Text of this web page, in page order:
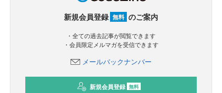
新規会員登録 無料 のご案内
・全ての過去記事が閲覧できます
・会員限定メルマガを受信できます
メールバックナンバー
新規会員登録 無料